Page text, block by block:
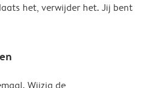
het, verwijder het. Jij bent
Wijzig de